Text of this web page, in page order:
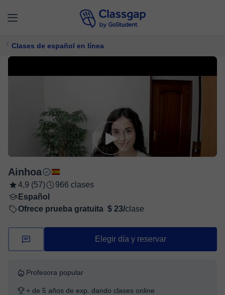
Clases de español en línea
Ainhoa
4,9 (57)
966 clases
Español
Ofrece prueba gratuita $ 23/clase
Elegir día y reservar
Profesora popular
+ de 5 años de exp. dando clases online